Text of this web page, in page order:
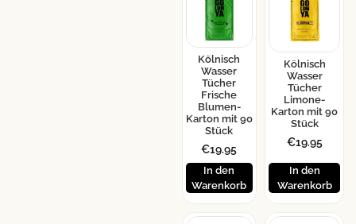
Kölnisch
Wasser
Tücher
Frische
Blumen-
Karton mit 90
Stück
€19.95
In den
Warenkorb
Kölnisch
Wasser
Tücher
Limone-
Karton mit 90
Stück
€19.95
In den
Warenkorb